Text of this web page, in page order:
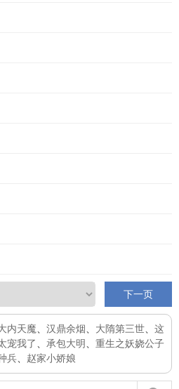
下一页
内天魔 汉鼎余烟 大隋第三世
这
宠我了 承包大明
重生之妖娆公子
兵 赵家小娇娘